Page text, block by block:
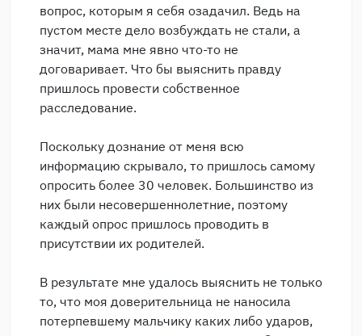
вопрос, которым я себя озадачил. Ведь на
пустом месте дело возбуждать не стали, а
значит, мама мне явно что-то не
договаривает. Что бы выяснить правду
пришлось провести собственное
расследование.
Поскольку дознание от меня всю
информацию скрывало, то пришлось самому
опросить более 30 человек. Большинство из
них были несовершеннолетние, поэтому
каждый опрос пришлось проводить в
присутствии их родителей.
В результате мне удалось выяснить не только
то, что моя доверительница не наносила
потерпевшему мальчику каких либо ударов,